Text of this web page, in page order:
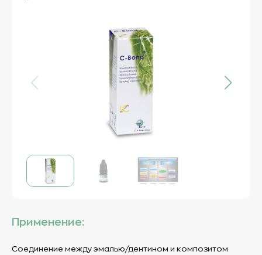
Применение:
Соединение между эмалью/дентином и композитом